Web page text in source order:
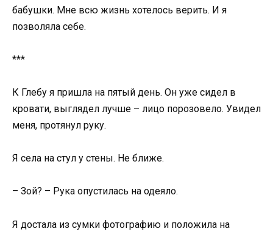
бабушки. Мне всю жизнь хотелось верить. И я
позволяла себе.
***
К Глебу я пришла на пятый день. Он уже сидел в
кровати, выглядел лучше – лицо порозовело. Увидел
меня, протянул руку.
Я села на стул у стены. Не ближе.
– Зой? – Рука опустилась на одеяло.
Я достала из сумки фотографию и положила на